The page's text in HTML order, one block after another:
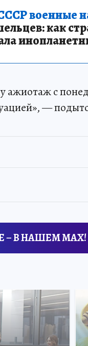
военные
как
ажиотаж с
—
В НАШЕМ MAX!